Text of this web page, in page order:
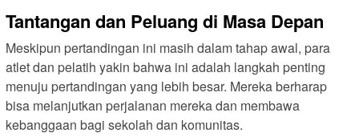
Tantangan dan Peluang di Masa Depan
Meskipun pertandingan ini masih dalam tahap awal, para
atlet dan pelatih yakin bahwa ini adalah langkah penting
menuju pertandingan yang lebih besar. Mereka berharap
bisa melanjutkan perjalanan mereka dan membawa
kebanggaan bagi sekolah dan komunitas.